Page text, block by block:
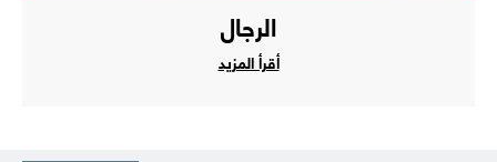
الرجال
أقرأ المزيد